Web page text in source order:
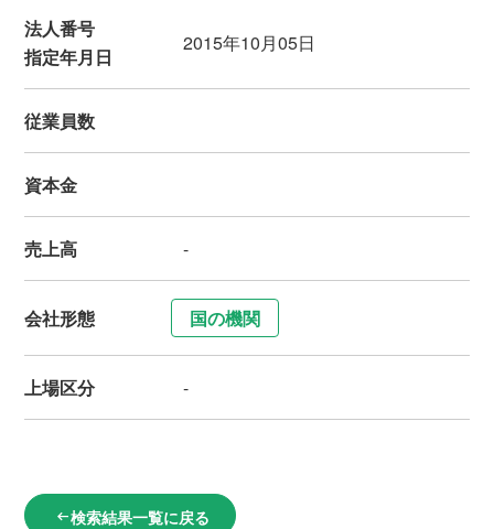
法人番号
指定年月日
2015年10月05日
従業員数
資本金
売上高 -
会社形態 国の機関
上場区分 -
arrow_left_alt検索結果一覧に戻る